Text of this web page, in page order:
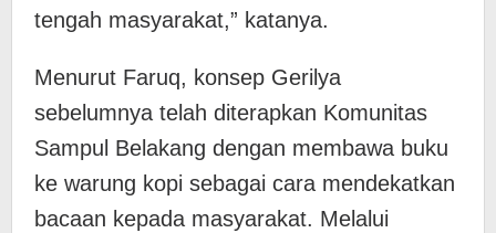
tengah masyarakat,” katanya.
Menurut Faruq, konsep Gerilya
sebelumnya telah diterapkan Komunitas
Sampul Belakang dengan membawa buku
ke warung kopi sebagai cara mendekatkan
bacaan kepada masyarakat. Melalui